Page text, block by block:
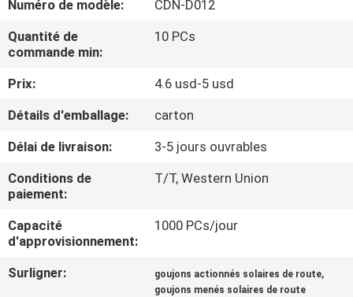
VISITE
L'USINE
CONTRÔLE
DE
QUALITÉ
NOUS
CONTACTER
Numéro de modèle:
CDN-D012
Quantité de
commande min:
10 PCs
Prix:
4.6 usd-5 usd
Détails d'emballage:
carton
Délai de livraison:
3-5 jours ouvrables
Conditions de
paiement:
T/T, Western Union
Capacité
d'approvisionnement:
1000 PCs/jour
Surligner: goujons actionnés solaires de route,
goujons menés solaires de route